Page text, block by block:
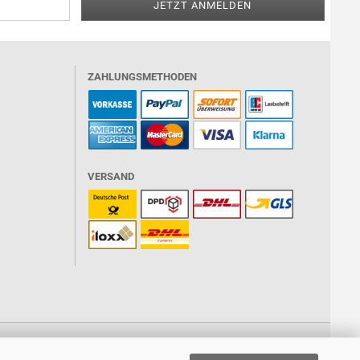
ZAHLUNGSMETHODEN
VERSAND